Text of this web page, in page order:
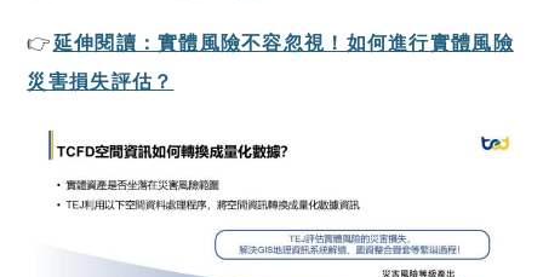
👉延伸閱讀：實體風險不容忽視！如何進行實體風險
災害損失評估？